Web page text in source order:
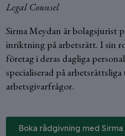
Legal Counsel
Sirma Meydan är bolagsjurist
inriktning på arbetsrätt. I sin
företag i deras dagliga
specialiserad på
arbetsgivarfrågor.
Boka rådgivning med Sirma